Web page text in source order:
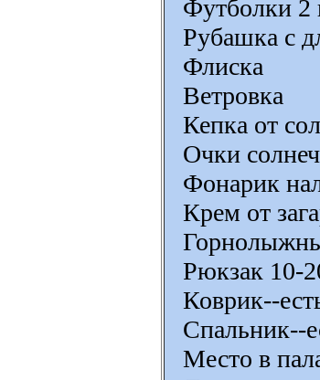
Футболки 2
Рубашка с
Флиска
Ветровка
Кепка от
Очки
Фонарик
Крем от
Рюкзак 10-
Коврик--
Спальник--
Место в